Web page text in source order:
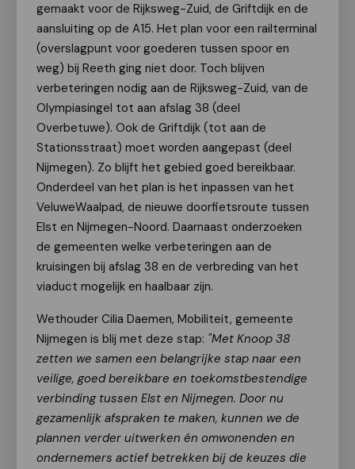
gemaakt voor de Rijksweg-Zuid, de Griftdijk en de
aansluiting op de A15. Het plan voor een railterminal
(overslagpunt voor goederen tussen spoor en
weg) bij Reeth ging niet door. Toch blijven
verbeteringen nodig aan de Rijksweg-Zuid, van de
Olympiasingel tot aan afslag 38 (deel
Overbetuwe). Ook de Griftdijk (tot aan de
Stationsstraat) moet worden aangepast (deel
Nijmegen). Zo blijft het gebied goed bereikbaar.
Onderdeel van het plan is het inpassen van het
VeluweWaalpad, de nieuwe doorfietsroute tussen
Elst en Nijmegen-Noord. Daarnaast onderzoeken
de gemeenten welke verbeteringen aan de
kruisingen bij afslag 38 en de verbreding van het
viaduct mogelijk en haalbaar zijn.
Wethouder Cilia Daemen, Mobiliteit, gemeente
Nijmegen is blij met deze stap: "Met Knoop 38
zetten we samen een belangrijke stap naar een
veilige, goed bereikbare en toekomstbestendige
verbinding tussen Elst en Nijmegen. Door nu
gezamenlijk afspraken te maken, kunnen we de
plannen verder uitwerken én omwonenden en
ondernemers actief betrekken bij de keuzes die